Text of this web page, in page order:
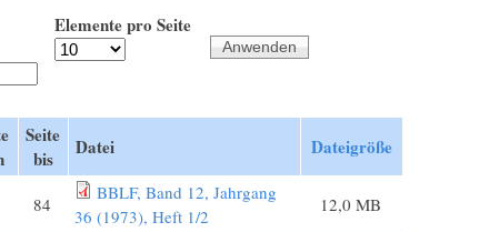
Elemente pro Seite
Seite
bis
Datei Dateigröße
84
BBLF, Band 12, Jahrgang
36 (1973), Heft 1/2
12,0 MB